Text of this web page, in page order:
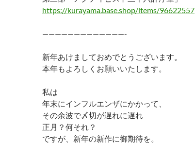
https://kurayama.base.shop/items/96622557
—————————————-
新年あけましておめでとうございます。
本年もよろしくお願いいたします。
私は
年末にインフルエンザにかかって、
その余波で〆切が遅れに遅れ
正月？何それ？
ですが、新年の新作に御期待を。